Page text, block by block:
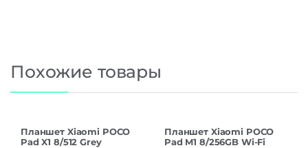
Похожие товары
Планшет Xiaomi POCO
Pad X1 8/512 Grey
Планшет Xiaomi POCO
Pad M1 8/256GB Wi-Fi